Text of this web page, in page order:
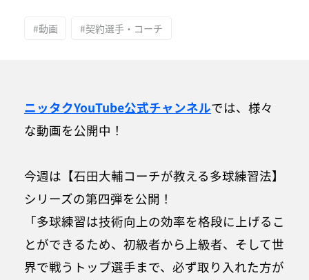
#動画 #契約選手・コーチ
ニッタクYouTube公式チャンネルでは、様々
な動画を公開中！
今週は【石田大輔コーチが教える多球練習法】
シリーズの第四弾を公開！
「多球練習は技術向上の効率を格段に上げるこ
とができるため、初級者から上級者、そして世
界で戦うトップ選手まで、必ず取り入れた方が